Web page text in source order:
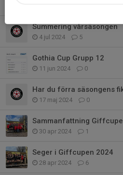
Summering vårsäsongen
4 jul 2024 5
Gothia Cup Grupp 12
11 jun 2024 0
17 maj 2024 0
Sammanfattning
30 apr 2024 1
Seger i Giffcupen 2024
28 apr 2024 6